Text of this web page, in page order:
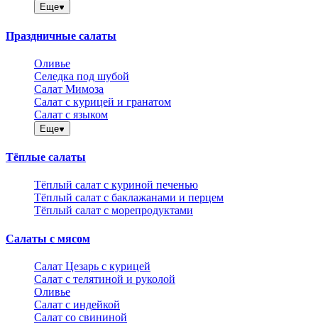
Еще
Праздничные салаты
Оливье
Селедка под шубой
Салат Мимоза
Салат с курицей и гранатом
Салат с языком
Еще
Тёплые салаты
Тёплый салат с куриной печенью
Тёплый салат с баклажанами и перцем
Тёплый салат с морепродуктами
Салаты с мясом
Салат Цезарь с курицей
Салат с телятиной и руколой
Оливье
Салат с индейкой
Салат со свининой